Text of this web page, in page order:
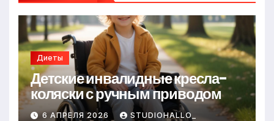
Диеты
Детские инвалидные кресла-
коляски с ручным приводом
6 АПРЕЛЯ 2026 STUDIOHALLO_